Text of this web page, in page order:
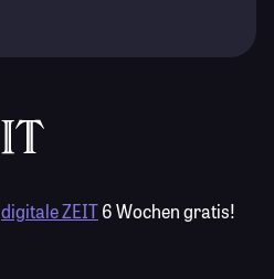
digitale ZEIT6 Wochen gratis!